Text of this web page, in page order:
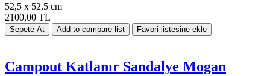
52,5 x 52,5 cm
2100,00 TL
Campout Katlanır Sandalye Mogan